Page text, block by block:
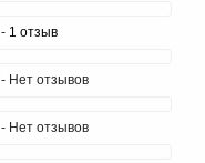
- 1 отзыв
- Нет отзывов
- Нет отзывов